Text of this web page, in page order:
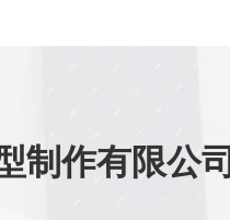
制作有限公司